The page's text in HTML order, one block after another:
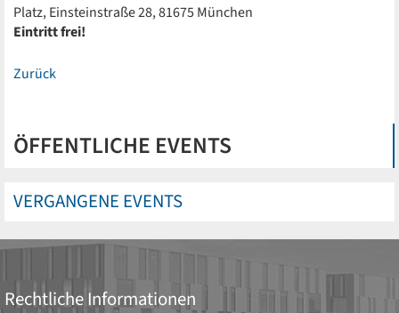
ÖFFENTLICHE EVENTS
VERGANGENE EVENTS
Platz, Einsteinstraße 28, 81675 München
Eintritt frei!
Zurück
Rechtliche Informationen